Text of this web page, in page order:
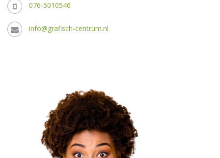
076-5010546
info@grafisch-centrum.nl